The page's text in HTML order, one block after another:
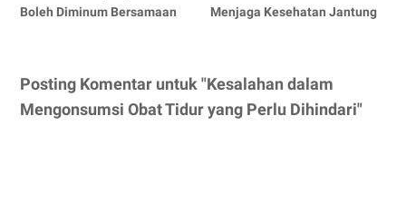
Boleh Diminum Bersamaan
Menjaga Kesehatan Jantung
Posting Komentar untuk "Kesalahan dalam
Mengonsumsi Obat Tidur yang Perlu Dihindari"